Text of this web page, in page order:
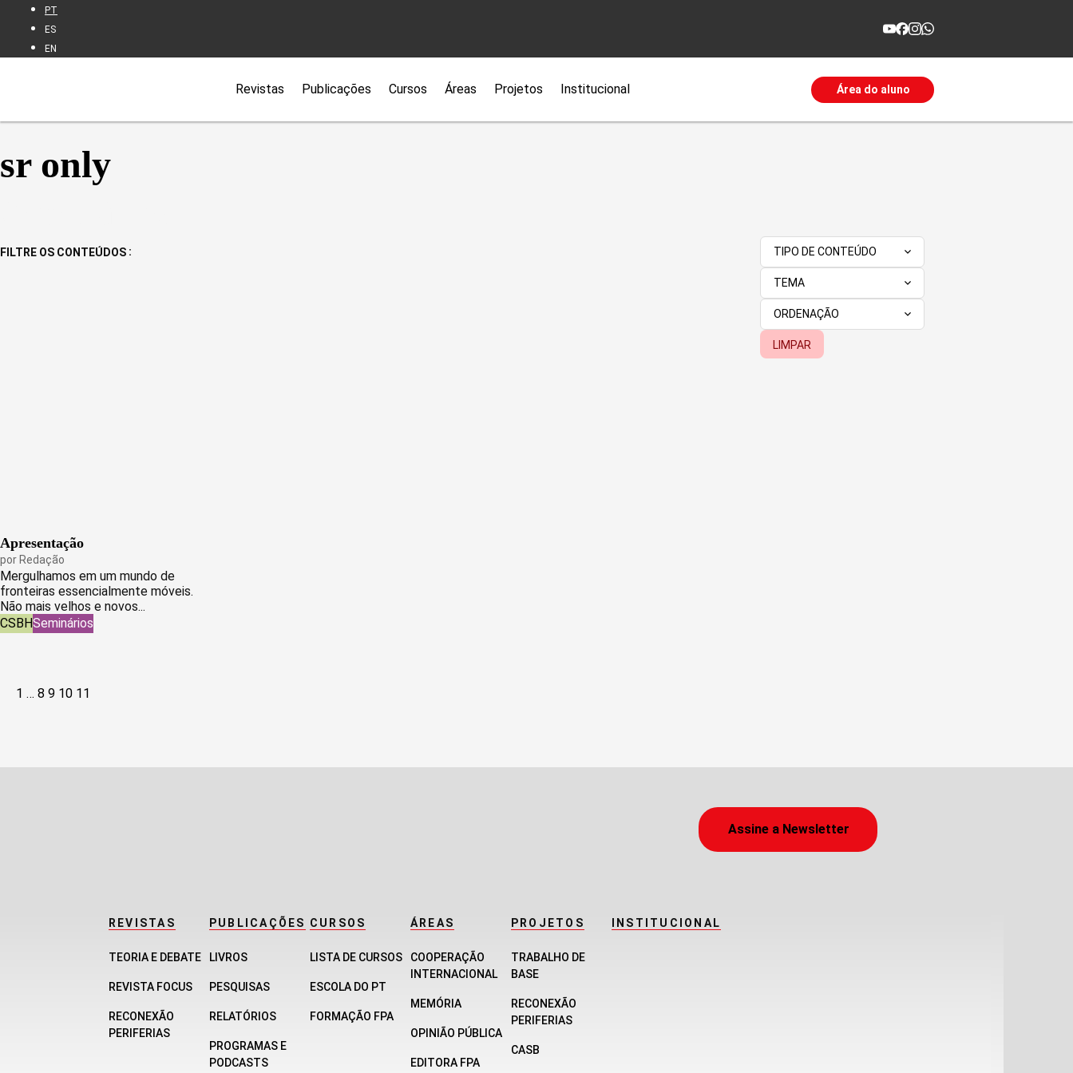
PT
ES
EN
Revistas Publicações Cursos Áreas Projetos Institucional Área do aluno
sr only
FILTRE OS CONTEÚDOS : TIPO DE CONTEÚDO
TEMA
ORDENAÇÃO
LIMPAR
Apresentação
por Redação
Mergulhamos em um mundo de
fronteiras essencialmente móveis.
Não mais velhos e novos...
CSBHSeminários
Paginação
1 … 8 9 10 11
Assine a Newsletter
REVISTAS
TEORIA E DEBATE
REVISTA FOCUS
RECONEXÃO
PERIFERIAS
PUBLICAÇÕES
LIVROS
PESQUISAS
RELATÓRIOS
PROGRAMAS E
PODCASTS
CURSOS
LISTA DE CURSOS
ESCOLA DO PT
FORMAÇÃO FPA
ÁREAS
COOPERAÇÃO
INTERNACIONAL
MEMÓRIA
OPINIÃO PÚBLICA
EDITORA FPA
PROJETOS
TRABALHO DE
BASE
RECONEXÃO
PERIFERIAS
CASB
INSTITUCIONAL